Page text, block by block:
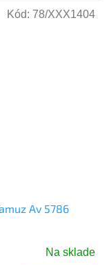
Av 5786
Na sklade
Kód: 78/XXX1404